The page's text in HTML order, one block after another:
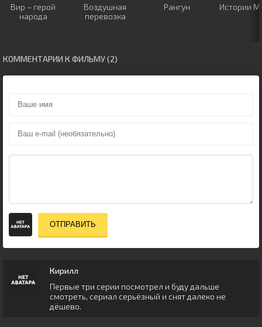
Вир – герой
народа
Воздушная
перевозка
Рангун Истории
КОММЕНТАРИИ К ФИЛЬМУ (2)
ОТПРАВИТЬ
Кирилл
Первые три серии посмотрел и буду дальше
смотреть, сериал серьёзный и снят далеко не
дёшево.